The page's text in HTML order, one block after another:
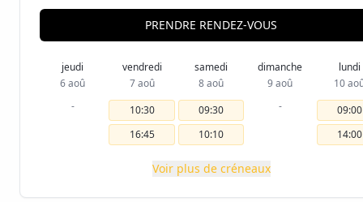
PRENDRE RENDEZ-VOUS
jeudi
6 aoû
-
vendredi
7 aoû
10:30
16:45
samedi
8 aoû
09:30
10:10
dimanche
9 aoû
-
lundi
10
09:00
14:00
Voir plus de créneaux